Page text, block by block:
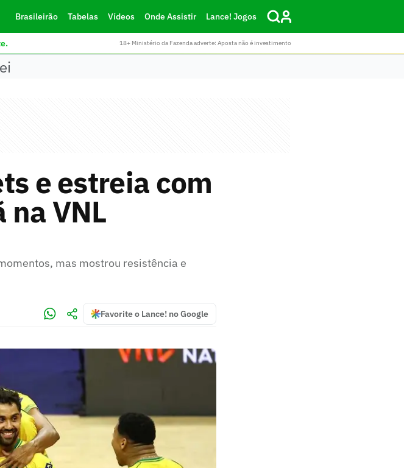
Brasileirão Tabelas Vídeos Onde Assistir Lance! Jogos
18+ Ministério da Fazenda adverte: Aposta não é investimento
e estreia com
VNL
mas mostrou resistência e
Favorite o Lance! no Google